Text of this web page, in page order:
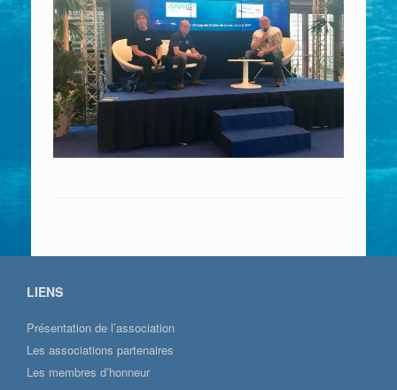
LIENS
Présentation de l’association
Les associations partenaires
Les membres d’honneur